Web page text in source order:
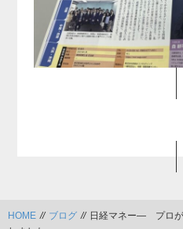
HOME // ブログ // 日経マネー― プロが